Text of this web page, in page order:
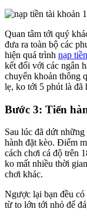
Quan tâm tới quý
đưa ra toàn bộ các
hiện quá trình nạp
kết đối với các ngân
chuyển khoản thông
lẹ, ko tới 5 phút là đã
Bước 3: Tiến
Sau lúc đã dứt
hành đặt kèo. Điểm
cách chơi cá độ trên
ko mất nhiều thời
chơi khác.
Ngược lại bạn đều
từ to lớn tới nhỏ để